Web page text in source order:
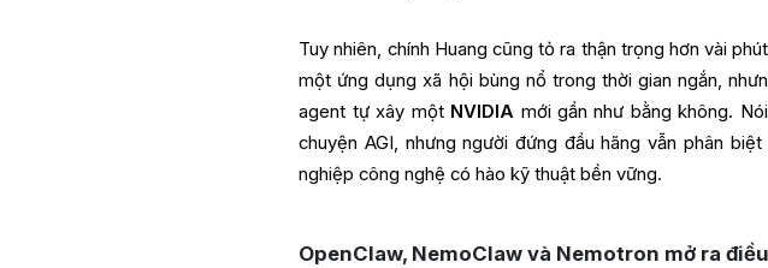
Tuy nhiên, chính Huang cũng tỏ ra thận trọng hơn vài
một ứng dụng xã hội bùng nổ trong thời gian ngắn,
agent tự xây một NVIDIA mới gần như bằng không.
chuyện AGI, nhưng người đứng đầu hãng vẫn phân
nghiệp công nghệ có hào kỹ thuật bền vững.
OpenClaw, NemoClaw và Nemotron mở ra